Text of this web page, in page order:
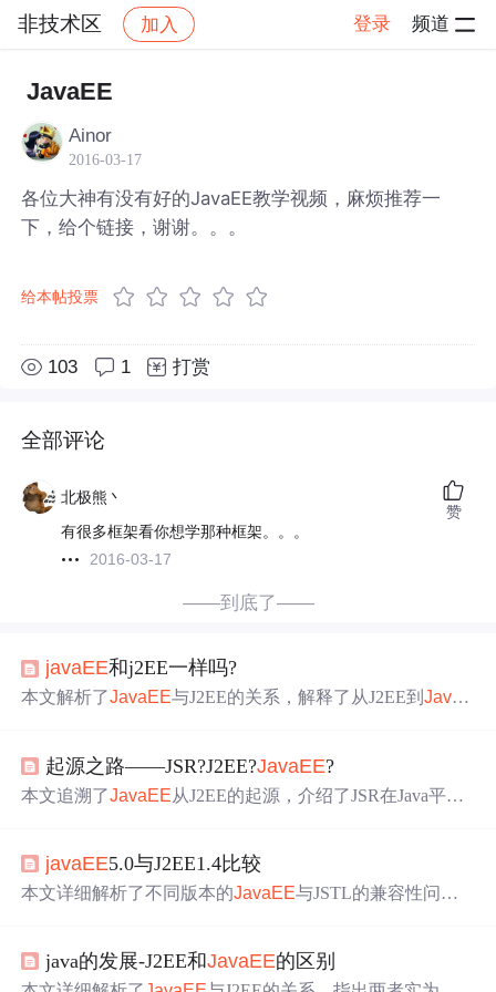
非技术区 加入 登录 频道
社区 非技术区
JavaEE
Ainor
2016-03-17
各位大神有没有好的JavaEE教学视频，麻烦推荐一
下，给个链接，谢谢。。。
给本帖投票
103 1 打赏
全部评论
北极熊丶
有很多框架看你想学那种框架。。。
2016-03-17
赞
——到底了——
javaEE和j2EE一样吗?
本文解析了JavaEE与J2EE的关系，解释了从J2EE到JavaE
合，也是一种面向企业开发的技术组合。
起源之路——JSR?J2EE?JavaEE?
本文追溯了JavaEE从J2EE的起源，介绍了JSR在Java平台
javaEE5.0与J2EE1.4比较
本文详细解析了不同版本的JavaEE与JSTL的兼容性问
况。java的发展-J2EE和JavaEE的区别